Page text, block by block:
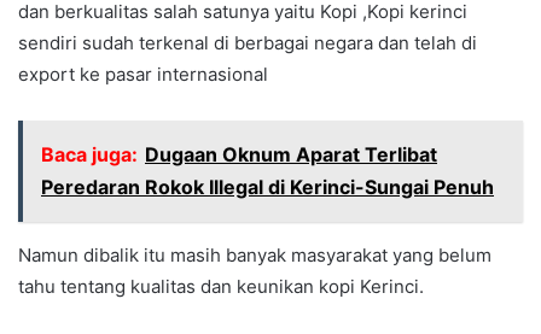
dan berkualitas salah satunya yaitu Kopi ,Kopi kerinci
sendiri sudah terkenal di berbagai negara dan telah di
export ke pasar internasional
Baca juga: Dugaan Oknum Aparat Terlibat
Peredaran Rokok Illegal di Kerinci-Sungai Penuh
Namun dibalik itu masih banyak masyarakat yang belum
tahu tentang kualitas dan keunikan kopi Kerinci.